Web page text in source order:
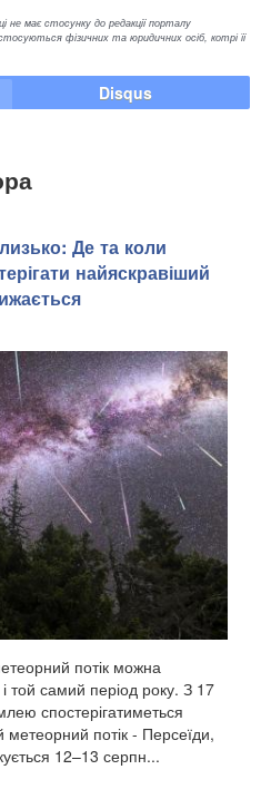
не має стосунку до редакції порталу
фізичних та юридичних осіб, котрі її
Disqus
Де та коли
найяскравіший
потік можна
той самий період року. З 17
спостерігатиметься
метеорний потік - Персеїди,
12–13 серпн...